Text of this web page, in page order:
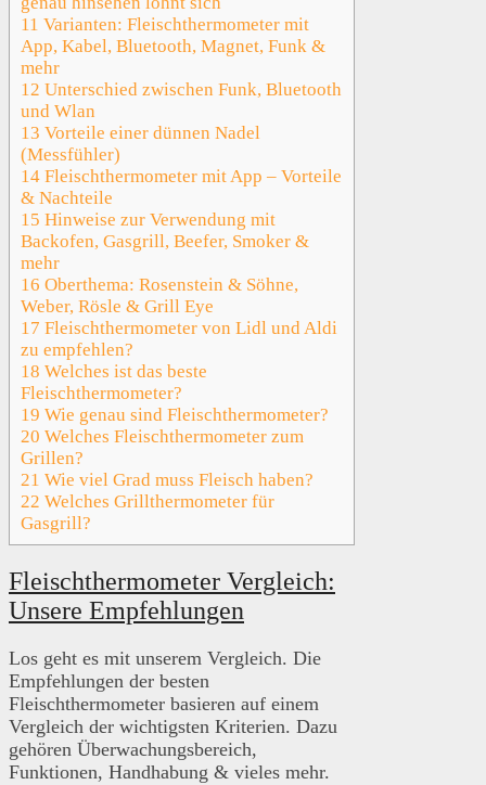
11 Varianten: Fleischthermometer mit
App, Kabel, Bluetooth, Magnet, Funk &
mehr
12 Unterschied zwischen Funk, Bluetooth
und Wlan
13 Vorteile einer dünnen Nadel
(Messfühler)
14 Fleischthermometer mit App – Vorteile
& Nachteile
15 Hinweise zur Verwendung mit
Backofen, Gasgrill, Beefer, Smoker &
mehr
16 Oberthema: Rosenstein & Söhne,
Weber, Rösle & Grill Eye
17 Fleischthermometer von Lidl und Aldi
zu empfehlen?
18 Welches ist das beste
Fleischthermometer?
19 Wie genau sind Fleischthermometer?
20 Welches Fleischthermometer zum
Grillen?
21 Wie viel Grad muss Fleisch haben?
22 Welches Grillthermometer für
Gasgrill?
Fleischthermometer Vergleich:
Unsere Empfehlungen
Los geht es mit unserem Vergleich. Die
Empfehlungen der besten
Fleischthermometer basieren auf einem
Vergleich der wichtigsten Kriterien. Dazu
gehören Überwachungsbereich,
Funktionen, Handhabung & vieles mehr.